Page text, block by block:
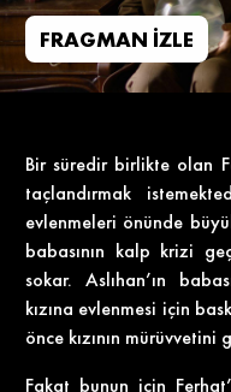
FRAGMAN İZLE
Bir süredir birlikte olan
taçlandırmak
evlenmeleri önünde
babasının kalp krizi
sokar. Aslıhan’ın
kızına evlenmesi için
önce kızının
Fakat bunun için